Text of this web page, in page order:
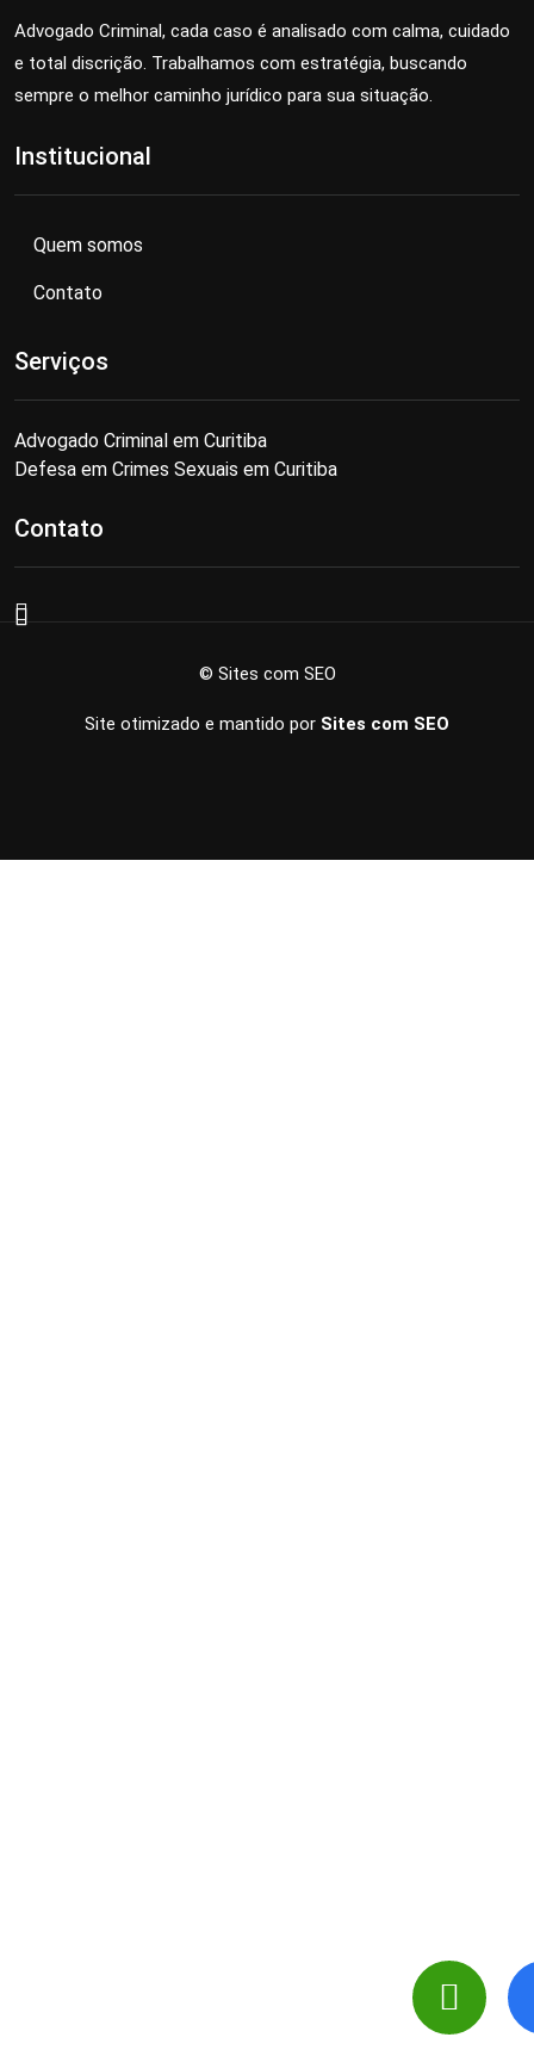
Advogado Criminal, cada caso é analisado com calma, cuidado
e total discrição. Trabalhamos com estratégia, buscando
sempre o melhor caminho jurídico para sua situação.
Institucional
Quem somos
Contato
Serviços
Advogado Criminal em Curitiba
Defesa em Crimes Sexuais em Curitiba
Contato
© Sites com SEO
Site otimizado e mantido por Sites com SEO